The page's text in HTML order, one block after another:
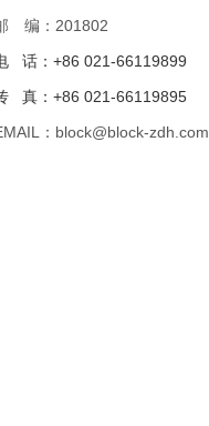
编：201802
话：+86 021-66119899
真：+86 021-66119895
：block@block-zdh.com